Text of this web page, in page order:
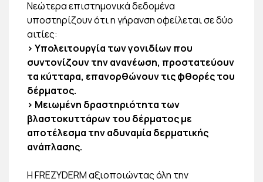
Νεώτερα επιστημονικά δεδομένα
υποστηρίζουν ότι η γήρανση οφείλεται σε δύο
αιτίες:
> Υπολειτουργία των γονιδίων που
συντονίζουν την ανανέωση, προστατεύουν
τα κύτταρα, επανορθώνουν τις φθορές του
δέρματος.
> Μειωμένη δραστηριότητα των
βλαστοκυττάρων του δέρματος με
αποτέλεσμα την αδυναμία δερματικής
ανάπλασης.
Η FREZYDERM αξιοποιώντας όλη την